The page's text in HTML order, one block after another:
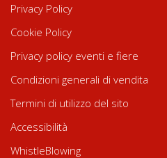
Privacy Policy
Cookie Policy
Privacy policy eventi e fiere
Condizioni generali di vendita
Termini di utilizzo del sito
Accessibilità
WhistleBlowing